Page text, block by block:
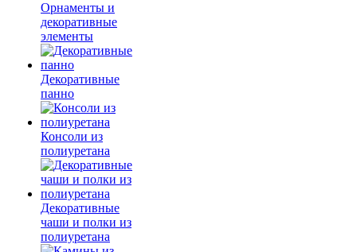
Орнаменты и
декоративные
элементы
Декоративные
панно
Консоли из
полиуретана
Декоративные
чаши и полки из
полиуретана